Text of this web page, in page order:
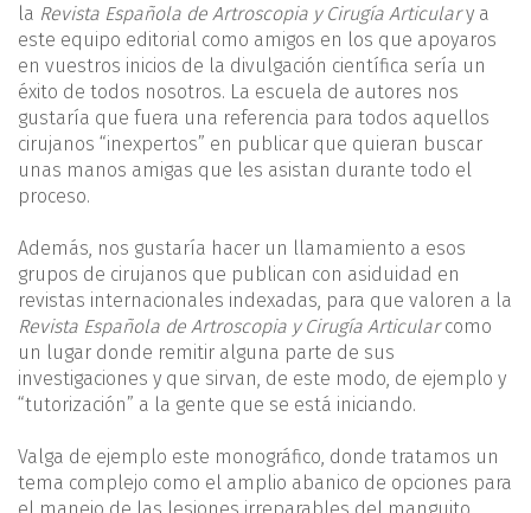
la Revista Española de Artroscopia y Cirugía Articulary a
este equipo editorial como amigos en los que apoyaros
en vuestros inicios de la divulgación científica sería un
éxito de todos nosotros. La escuela de autores nos
gustaría que fuera una referencia para todos aquellos
cirujanos “inexpertos” en publicar que quieran buscar
unas manos amigas que les asistan durante todo el
proceso.
Además, nos gustaría hacer un llamamiento a esos
grupos de cirujanos que publican con asiduidad en
revistas internacionales indexadas, para que valoren a la
Revista Española de Artroscopia y Cirugía Articularcomo
un lugar donde remitir alguna parte de sus
investigaciones y que sirvan, de este modo, de ejemplo y
“tutorización” a la gente que se está iniciando.
Valga de ejemplo este monográfico, donde tratamos un
tema complejo como el amplio abanico de opciones para